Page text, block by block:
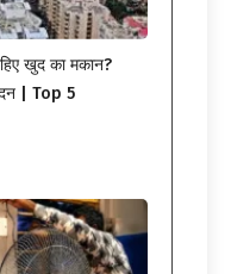
खुद का मकान?
| Top 5